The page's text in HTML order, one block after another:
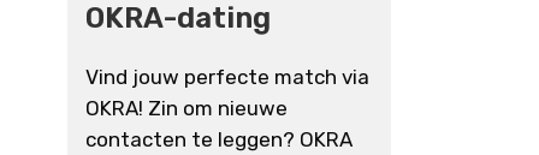
OKRA-dating
Vind jouw perfecte match via
OKRA! Zin om nieuwe
contacten te leggen? OKRA